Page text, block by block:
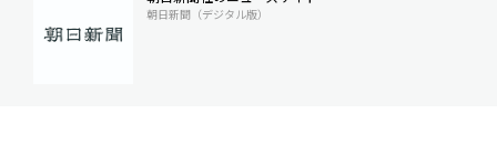
朝日新聞（デジタル版）